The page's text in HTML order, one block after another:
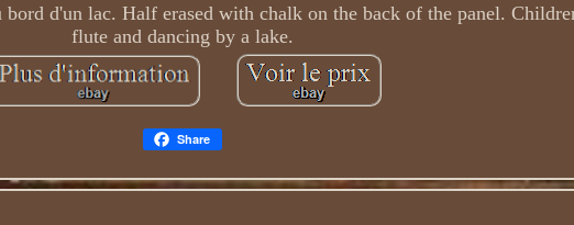
bord d'un lac. Half erased with chalk on the back of the panel.
flute and dancing by a lake.
Share